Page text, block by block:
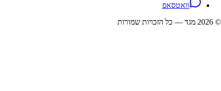
וואטסאפ
©
2026 מגד — כל הזכויות שמורות